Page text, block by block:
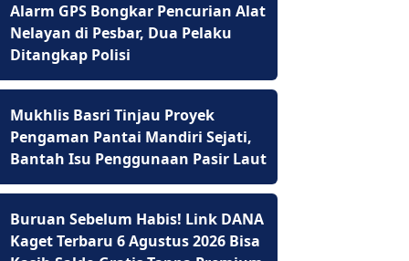
Alarm GPS Bongkar Pencurian Alat
Nelayan di Pesbar, Dua Pelaku
Ditangkap Polisi
Mukhlis Basri Tinjau Proyek
Pengaman Pantai Mandiri Sejati,
Bantah Isu Penggunaan Pasir Laut
Buruan Sebelum Habis! Link DANA
Kaget Terbaru 6 Agustus 2026 Bisa